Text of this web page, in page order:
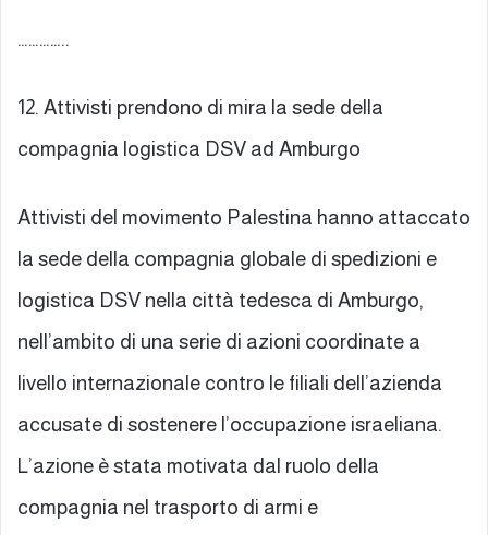
…………..
12. Attivisti prendono di mira la sede della
compagnia logistica DSV ad Amburgo
Attivisti del movimento Palestina hanno attaccato
la sede della compagnia globale di spedizioni e
logistica DSV nella città tedesca di Amburgo,
nell’ambito di una serie di azioni coordinate a
livello internazionale contro le filiali dell’azienda
accusate di sostenere l’occupazione israeliana.
L’azione è stata motivata dal ruolo della
compagnia nel trasporto di armi e